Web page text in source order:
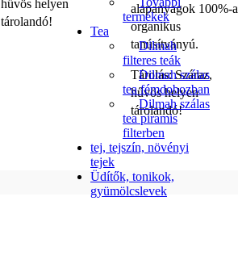
termékek
Tea
Dilmah
filteres teák
Dilmah szálas
tea fémdobozban
Dilmah szálas
tea piramis
filterben
tej, tejszín, növényi
tejek
Üdítők, tonikok,
gyümölcslevek
hűvös helyen
tárolandó!
alapanyagok 100%-a
organikus
tanúsítványú.
Tárolás: Száraz,
hűvös helyen
tárolandó!